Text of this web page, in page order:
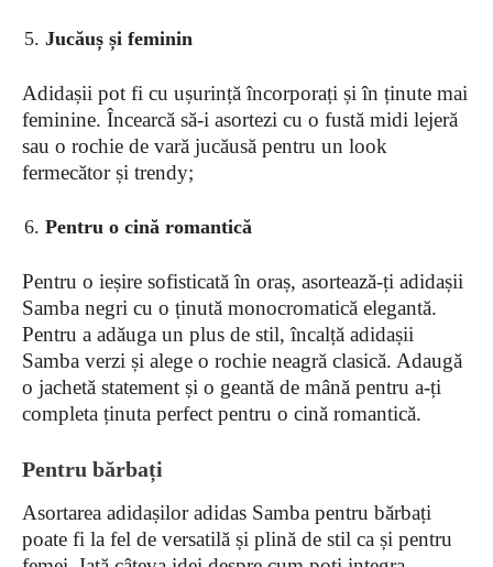
Jucăuș și feminin
Adidașii pot fi cu ușurință încorporați și în ținute mai
feminine. Încearcă să-i asortezi cu o fustă midi lejeră
sau o rochie de vară jucăusă pentru un look
fermecător și trendy;
Pentru o cină romantică
Pentru o ieșire sofisticată în oraș, asortează-ți adidașii
Samba negri cu o ținută monocromatică elegantă.
Pentru a adăuga un plus de stil, încalță adidașii
Samba verzi și alege o rochie neagră clasică. Adaugă
o jachetă statement și o geantă de mână pentru a-ți
completa ținuta perfect pentru o cină romantică.
Pentru bărbați
Asortarea adidașilor adidas Samba pentru bărbați
poate fi la fel de versatilă și plină de stil ca și pentru